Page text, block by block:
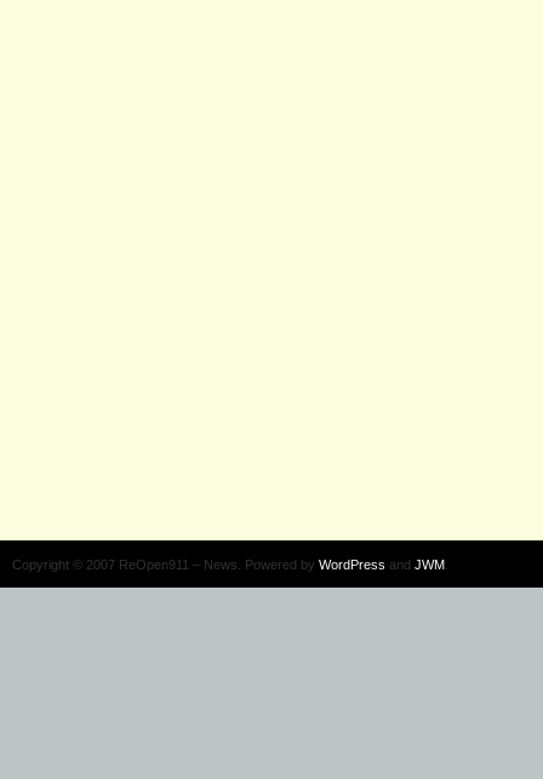
Copyright © 2007 ReOpen911 – News. Powered by WordPress and JWM